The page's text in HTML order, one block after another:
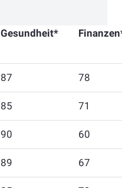
Gesundheit*
87 78
85 71
90 60
89 67